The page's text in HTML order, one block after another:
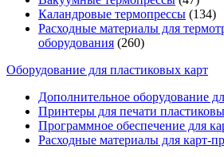
Каландровые термопрессы (134)
Расходные материалы для
оборудования (260)
Оборудование для пластиковых карт
Дополнительное оборудование
Принтеры для печати
Программное обеспечение для
Расходные материалы для карт-